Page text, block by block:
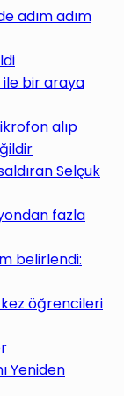
adım adım
ile bir araya
alıp
Selçuk
fazla
belirlendi:
öğrencileri
Yeniden